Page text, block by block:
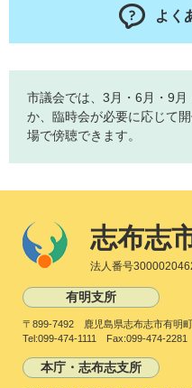
よく
市議会では、3月・6月・9
か、臨時会が必要に応じて
場で傍聴できます。
志布志
法人番号
有明支所
〒899-7492 鹿児島県志布志市有明
Tel:099-474-1111 Fax:099-474-2281
本庁・志布志支所